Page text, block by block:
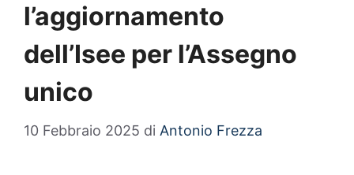
l’aggiornamento
dell’Isee per l’Assegno
unico
10 Febbraio 2025 di Antonio Frezza